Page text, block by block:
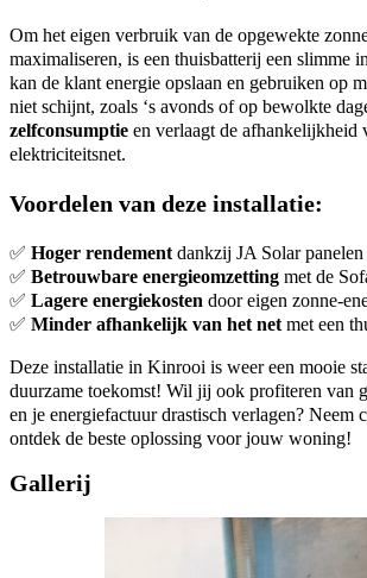
Om het eigen verbruik van de opgewekte
maximaliseren, is een thuisbatterij een slimme
kan de klant energie opslaan en gebruiken op
niet schijnt, zoals ‘s avonds of op bewolkte
zelfconsumptie en verlaagt de afhankelijkheid
elektriciteitsnet.
Voordelen van deze installatie:
✅ Hoger rendement dankzij JA Solar panelen
✅ Betrouwbare energieomzetting met de
✅ Lagere energiekosten door eigen zonne-
✅ Minder afhankelijk van het net met een
Deze installatie in Kinrooi is weer een mooie
duurzame toekomst! Wil jij ook profiteren van
en je energiefactuur drastisch verlagen? Neem
ontdek de beste oplossing voor jouw woning!
Gallerij